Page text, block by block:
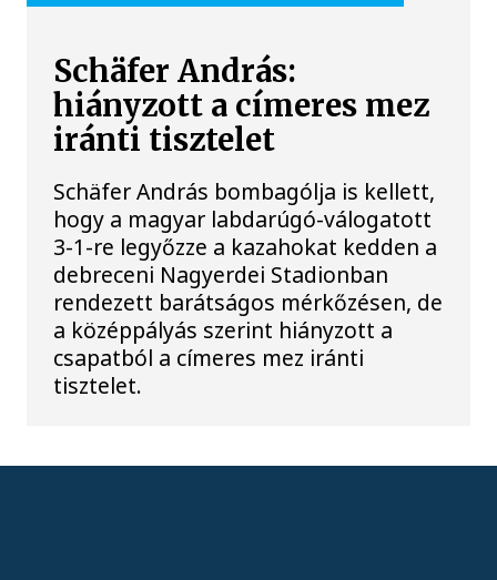
Schäfer András:
hiányzott a címeres mez
iránti tisztelet
Schäfer András bombagólja is kellett,
hogy a magyar labdarúgó-válogatott
3-1-re legyőzze a kazahokat kedden a
debreceni Nagyerdei Stadionban
rendezett barátságos mérkőzésen, de
a középpályás szerint hiányzott a
csapatból a címeres mez iránti
tisztelet.